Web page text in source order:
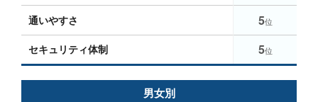
通いやすさ 5位
セキュリティ体制 5位
男女別